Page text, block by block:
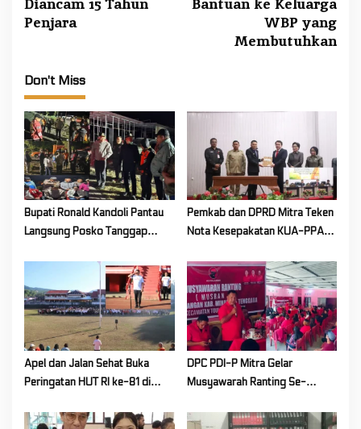
t
v
i
g
a
t
i
o
n
Penjara
WBP yang
Membutuhkan
Don't Miss
Bupati Ronald Kandoli Pantau
Langsung Posko Tanggap
Gunung Soputan
Pemkab dan DPRD Mitra Teken
Nota Kesepakatan KUA-PPAS
Apel dan Jalan Sehat Buka
Peringatan HUT RI ke-81 di
Persatuan dan Kesatuan
DPC PDI-P Mitra Gelar
Musyawarah Ranting Se-